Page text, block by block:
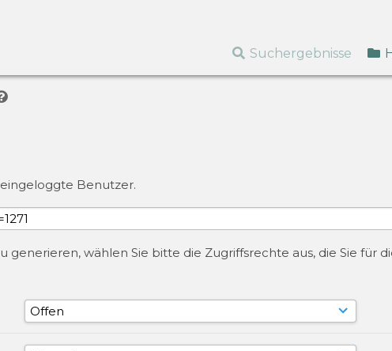
Suchergebnisse
Benutzer.
generieren, wählen Sie bitte die Zugriffsrechte aus, die Sie für